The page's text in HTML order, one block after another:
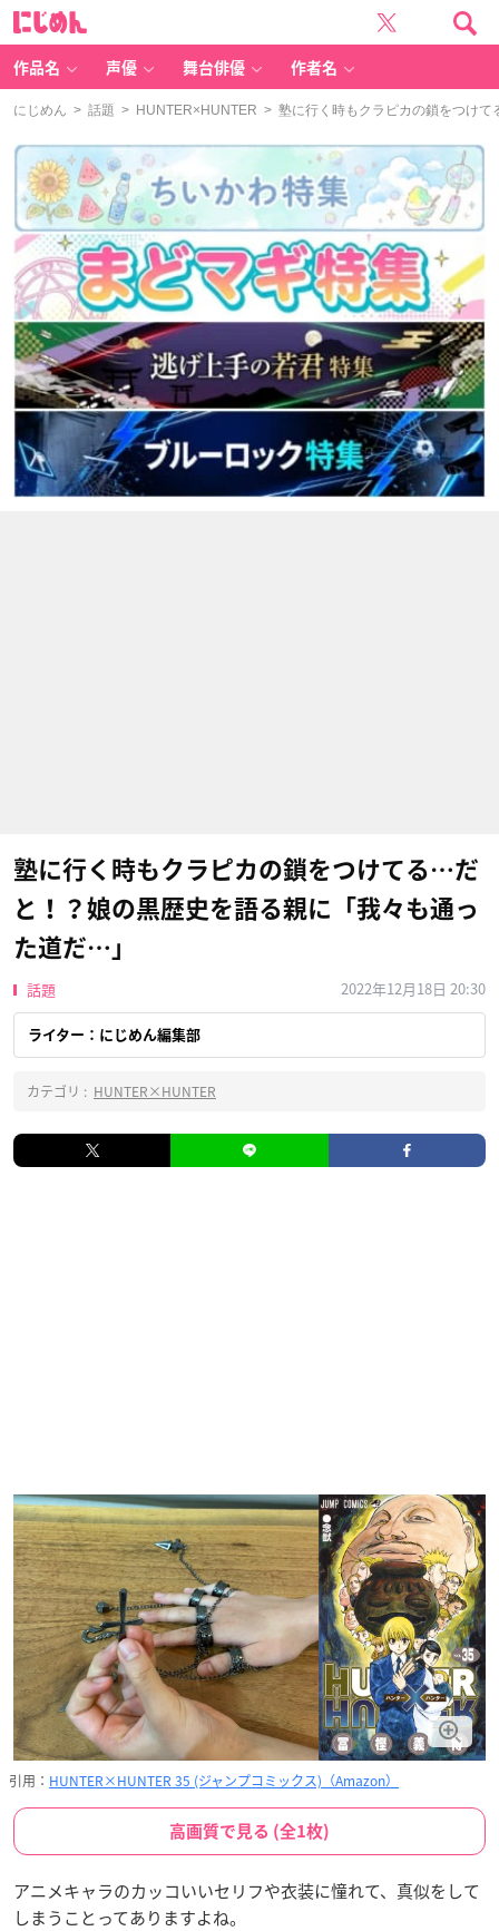
作品名 声優 舞台俳優 作者名
にじめん > 話題 > HUNTER×HUNTER > 塾に行く時もクラピカの鎖をつけ
塾に行く時もクラピカの鎖をつけてる…だ
と！？娘の黒歴史を語る親に「我々も通っ
た道だ…」
話題 2022年12月18日 20:30
ライター：にじめん編集部
カテゴリ : HUNTER×HUNTER
引用： HUNTER×HUNTER 35 (ジャンプコミックス)（Amazon）
高画質で見る (全1枚)
アニメキャラのカッコいいセリフや衣装に憧れて、真似をして
しまうことってありますよね。